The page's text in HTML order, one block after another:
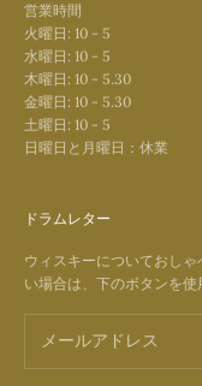
営業時間
火曜日: 10 - 5
水曜日: 10 - 5
木曜日: 10 - 5.30
金曜日: 10 - 5.30
土曜日: 10 - 5
日曜日と月曜日：休業
ドラムレター
ウィスキーについておし
い場合は、下のボタンを